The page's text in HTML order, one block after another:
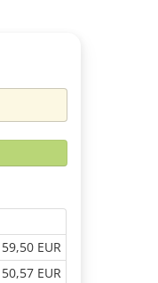
59,50 EUR
50,57 EUR